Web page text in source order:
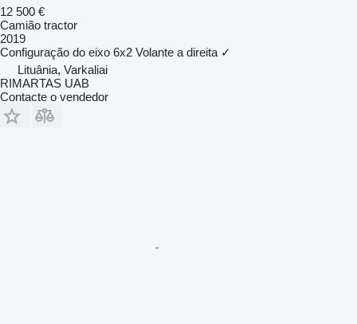
12 500 €
Camião tractor
2019
Configuração do eixo 6x2 Volante a direita ✓
Lituânia, Varkaliai
RIMARTAS UAB
Contacte o vendedor